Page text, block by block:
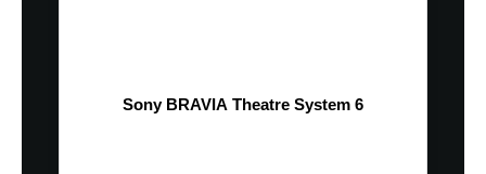
Sony BRAVIA Theatre System 6